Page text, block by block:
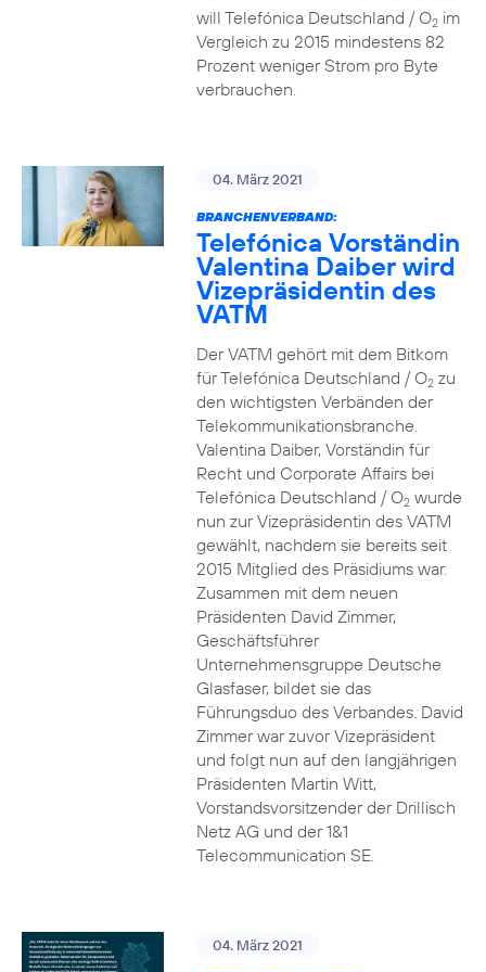
will Telefónica Deutschland / O2im
Vergleich zu 2015 mindestens 82
Prozent weniger Strom pro Byte
verbrauchen.
04. März 2021
BRANCHENVERBAND:
Telefónica Vorständin
Valentina Daiber wird
Vizepräsidentin des
VATM
Der VATM gehört mit dem Bitkom
für Telefónica Deutschland / O2zu
den wichtigsten Verbänden der
Telekommunikationsbranche.
Valentina Daiber, Vorständin für
Recht und Corporate Affairs bei
Telefónica Deutschland / O2wurde
nun zur Vizepräsidentin des VATM
gewählt, nachdem sie bereits seit
2015 Mitglied des Präsidiums war.
Zusammen mit dem neuen
Präsidenten David Zimmer,
Geschäftsführer
Unternehmensgruppe Deutsche
Glasfaser, bildet sie das
Führungsduo des Verbandes. David
Zimmer war zuvor Vizepräsident
und folgt nun auf den langjährigen
Präsidenten Martin Witt,
Vorstandsvorsitzender der Drillisch
Netz AG und der 1&1
Telecommunication SE.
04. März 2021